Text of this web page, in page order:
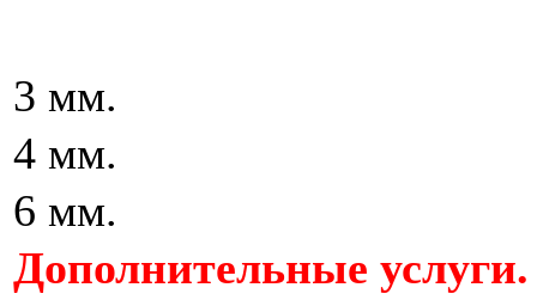
3 мм.
4 мм.
6 мм.
Дополнительные услуги.